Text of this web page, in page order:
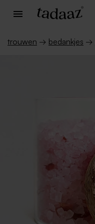
trouwen → bedankjes →